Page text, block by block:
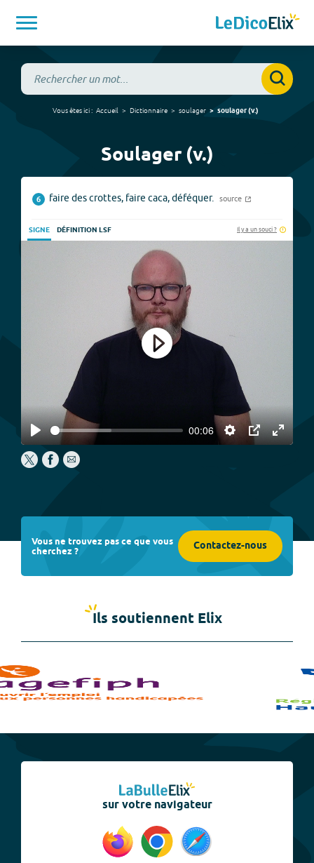
Vous êtes ici : Accueil Dictionnaire soulager soulager(v.)
Soulager (v.)
6 faire des crottes, faire caca, déféquer. source
SIGNE DÉFINITION LSF Il y a un souci ?
Play
00:06
Settings
PIP
Enter
Play
Vous ne trouvez pas ce que vous
cherchez ? Contactez-nous
Ils soutiennent Elix
sur votre navigateur